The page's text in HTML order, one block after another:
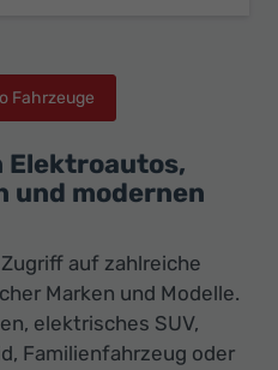
Fahrzeuge
Elektroautos,
und modernen
auf zahlreiche
Marken und Modelle.
elektrisches SUV,
Familienfahrzeug oder